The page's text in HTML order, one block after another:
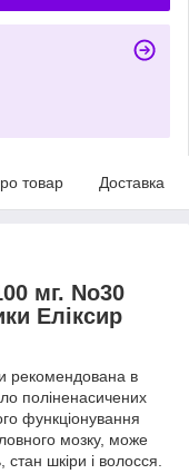
товар Доставка
мг. No30
Еліксир
рекомендована в
поліненасичених
функціонування
мозку, може
стан шкіри і волосся.